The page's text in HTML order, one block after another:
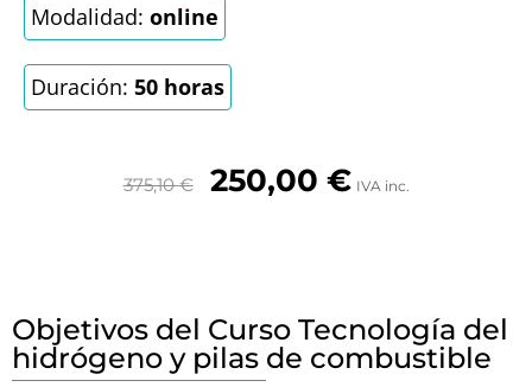
Modalidad: online
Duración: 50 horas
375,10€ 250,00 € IVA inc.
Objetivos del Curso Tecnología del
hidrógeno y pilas de combustible